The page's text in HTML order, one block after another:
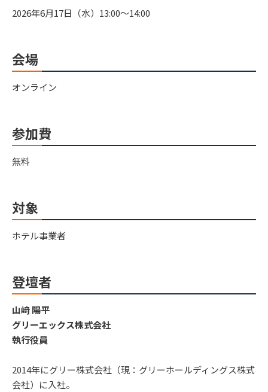
2026年6月17日（水）13:00〜14:00
会場
オンライン
参加費
無料
対象
ホテル事業者
登壇者
山﨑 陽平
グリーエックス株式会社
執行役員
2014年にグリー株式会社（現：グリーホールディングス株式
会社）に入社。